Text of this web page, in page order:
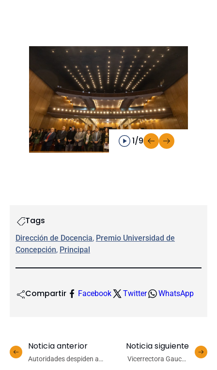
1/9
Tags
Dirección de Docencia, Premio Universidad de
Concepción, Principal
Compartir Facebook Twitter WhatsApp
Noticia anterior
Autoridades despiden a
Noticia siguiente
Vicerrectora Gauché